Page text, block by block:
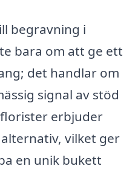
begravning i
bara om att ge ett
det handlar om
signal av stöd
erbjuder
vilket ger
en unik bukett